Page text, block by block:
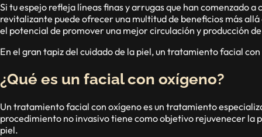
Si tu espejo refleja líneas finas y arrugas que han comenzado
revitalizante puede ofrecer una multitud de beneficios más
el potencial de promover una mejor circulación y producción
En el gran tapiz del cuidado de la piel, un tratamiento facial
¿Qué es un facial con oxígeno?
Un tratamiento facial con oxígeno es un tratamiento
procedimiento no invasivo tiene como objetivo rejuvenecer la
piel.